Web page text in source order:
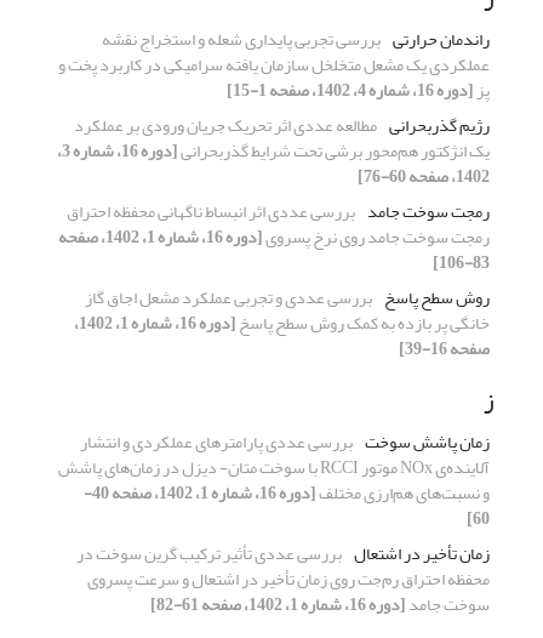
راندمان حرارتی بررسی تجربی پایداری شعله و استخراج نقشه
عملکردی یک مشعل متخلخل سازمان یافته سرامیکی در کاربرد پخت و
پز[دوره 16، شماره 4، 1402، صفحه 1-15]
رژیم گذربحرانی مطالعه عددی اثر تحریک جریان ورودی بر عملکرد
یک انژکتور هم‌محور برشی تحت شرایط گذربحرانی [دوره 16، شماره 3،
1402، صفحه 60-76]
رمجت سوخت جامد بررسی عددی اثر انبساط ناگهانی محفظه احتراق
رمجت سوخت جامد روی نرخ پسروی [دوره 16، شماره 1، 1402، صفحه
83-106]
روش سطح پاسخ بررسی عددی و تجربی عملکرد مشعل اجاق گاز
خانگی پر بازده به کمک روش سطح پاسخ [دوره 16، شماره 1، 1402،
صفحه 16-39]
ز
زمان پاشش سوخت بررسی عددی پارامترهای عملکردی و انتشار
آلاینده‌ی NOx موتور RCCI با سوخت متان- دیزل در زمان‌های پاشش
و نسبت‌های هم‌ارزی مختلف [دوره 16، شماره 1، 1402، صفحه 40-
60]
زمان تأخیر در اشتعال بررسی عددی تأثیر ترکیب گرین سوخت در
محفظه احتراق رم‌جت روی زمان تأخیر در اشتعال و سرعت پسروی
سوخت جامد[دوره 16، شماره 1، 1402، صفحه 61-82]